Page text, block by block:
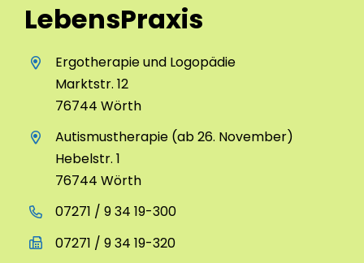
LebensPraxis
Ergotherapie und Logopädie
Marktstr. 12
76744 Wörth
Autismustherapie (ab 26. November)
Hebelstr. 1
76744 Wörth
07271 / 9 34 19-300
07271 / 9 34 19-320